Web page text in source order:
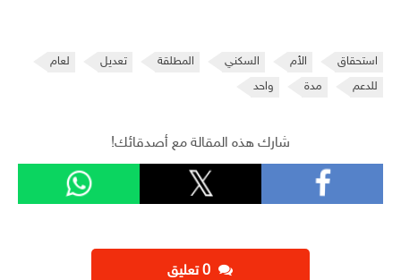
استحقاق الأم السكني المطلقة تعديل
لعام
للدعم
مدة واحد
شارك هذه المقالة مع أصدقائك!